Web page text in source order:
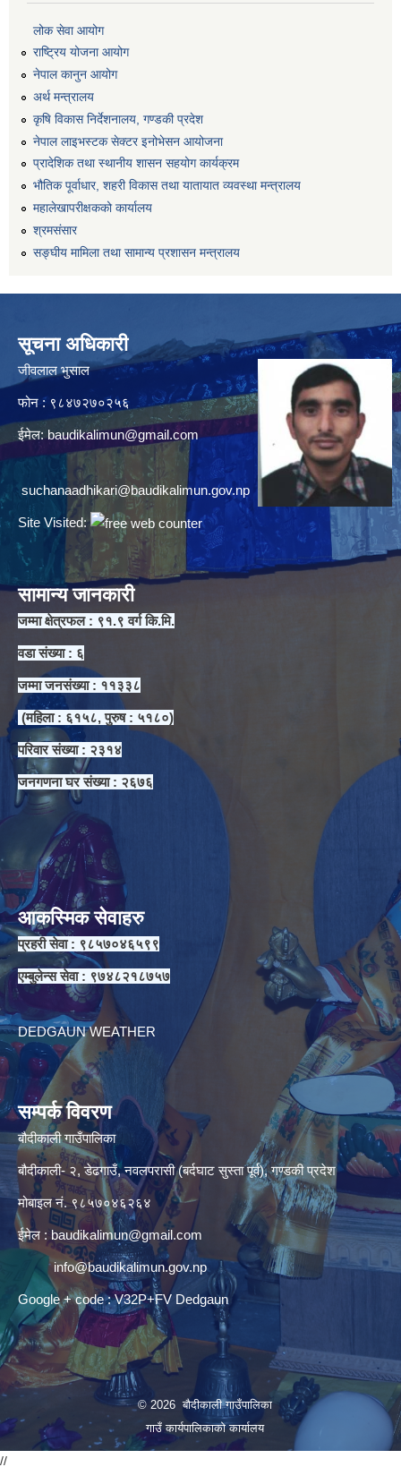
लोक सेवा आयोग
राष्ट्रिय योजना आयोग
नेपाल कानुन आयोग
अर्थ मन्त्रालय
कृषि विकास निर्देशनालय, गण्डकी प्रदेश
नेपाल लाइभस्टक सेक्टर इनोभेसन आयोजना
प्रादेशिक तथा स्थानीय शासन सहयोग कार्यक्रम
भौतिक पूर्वाधार, शहरी विकास तथा यातायात व्यवस्था मन्त्रालय
महालेखापरीक्षकको कार्यालय
श्रमसंसार
सङ्घीय मामिला तथा सामान्य प्रशासन मन्त्रालय
सूचना अधिकारी
जीवलाल भुसाल
फोन : ९८४७२७०२५६
ईमेल: baudikalimun@gmail.com
suchanaadhikari@baudikalimun.gov.np
Site Visited:
सामान्य जानकारी
जम्मा क्षेत्रफल : ९१.९ वर्ग कि.मि.
वडा संख्या : ६
जम्मा जनसंख्या : ११३३८
(महिला : ६१५८, पुरुष : ५१८०)
परिवार संख्या : २३१४
जनगणना घर संख्या : २६७६
आकस्मिक सेवाहरु
प्रहरी सेवा : ९८५७०४६५९९
एम्बुलेन्स सेवा : ९७४८२१८७५७
DEDGAUN WEATHER
सम्पर्क विवरण
बौदीकाली गाउँपालिका
बौदीकाली- २, डेढगाउँ, नवलपरासी (बर्दघाट सुस्ता पूर्व), गण्डकी प्रदेश
मोबाइल नं. ९८५७०४६२६४
ईमेल : baudikalimun@gmail.com
info@baudikalimun.gov.np
Google + code : V32P+FV Dedgaun
© 2026 बौदीकाली गाउँपालिका
गाउँ कार्यपालिकाको कार्यालय
//